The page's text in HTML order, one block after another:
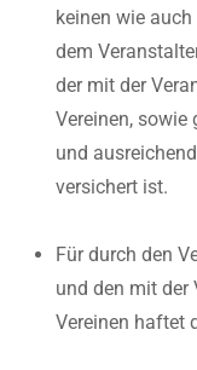
keinen wie
dem
der mit der
Vereinen, sowie
und
versichert ist.
Für durch den
und den mit der
Vereinen haftet